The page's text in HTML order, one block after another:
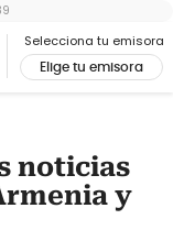
Selecciona tu emisora
Elige tu emisora
noticias
y